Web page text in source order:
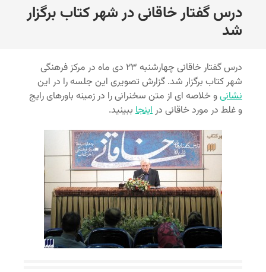
رفتن
به
نوشته‌ها
درس گفتار خاقانی در شهر کتاب برگزار
شد
درس گفتار خاقانی چهارشنبه ۲۳ دی ماه در مرکز فرهنگی
شهر کتاب برگزار شد. گزارش تصویری این جلسه را در این
نشانیو خلاصه ای از متن سخنرانی را در زمینه باورهای رایج
و غلط در مورد خاقانی دراینجا ببینید.